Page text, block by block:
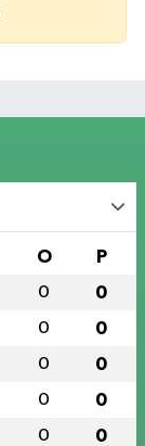
O P
0 0
0 0
0 0
0 0
0 0